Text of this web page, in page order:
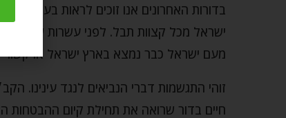
בדורות האחרונים אנו זוכים לראות בעינינו
ישראל מכל קצוות תבל. לפני עשרות שנים חיו
מעם ישראל כבר נמצא בארץ ישראל או קשור
זוהי התגשמות דברי הנביאים לנגד עינינו.
חיים בדור שרואה את תחילת קיום ההבטחות